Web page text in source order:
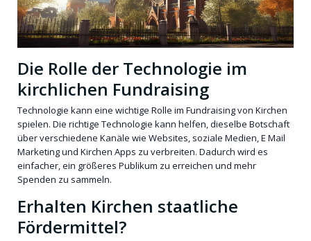
Die Rolle der Technologie im
kirchlichen Fundraising
Technologie kann eine wichtige Rolle im Fundraising von Kirchen
spielen. Die richtige Technologie kann helfen, dieselbe Botschaft
über verschiedene Kanäle wie Websites, soziale Medien, E Mail
Marketing und Kirchen Apps zu verbreiten. Dadurch wird es
einfacher, ein größeres Publikum zu erreichen und mehr
Spenden zu sammeln.
Erhalten Kirchen staatliche
Fördermittel?